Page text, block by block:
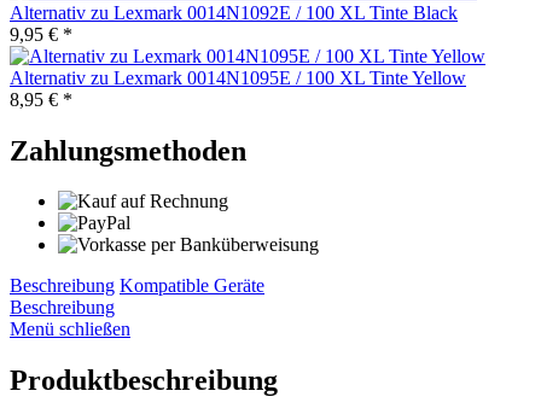
Alternativ zu Lexmark 0014N1092E / 100 XL Tinte Black
9,95 € *
Alternativ zu Lexmark 0014N1095E / 100 XL Tinte Yellow
8,95 € *
Zahlungsmethoden
Beschreibung Kompatible Geräte
Beschreibung
Menü schließen
Produktbeschreibung